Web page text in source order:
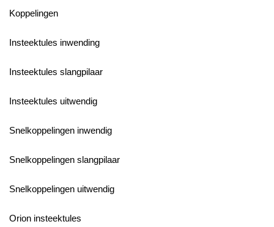
Koppelingen
Insteektules inwending
Insteektules slangpilaar
Insteektules uitwendig
Snelkoppelingen inwendig
Snelkoppelingen slangpilaar
Snelkoppelingen uitwendig
Orion insteektules